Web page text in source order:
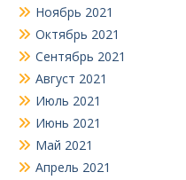
Ноябрь 2021
Октябрь 2021
Сентябрь 2021
Август 2021
Июль 2021
Июнь 2021
Май 2021
Апрель 2021